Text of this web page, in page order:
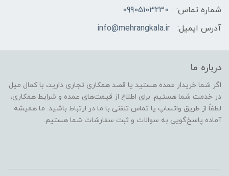
شماره تماس:
09905103230
آدرس ایمیل:
info@mehrangkala.ir
درباره ما
اگر شما خریدار عمده هستید یا قصد همکاری تجاری دارید، با کمال میل
در خدمت شما هستیم. برای اطلاع از قیمت‌های عمده و شرایط همکاری،
لطفاً از طریق واتساپ یا تماس تلفنی با ما در ارتباط باشید. ما همیشه
آماده پاسخ‌گویی به سوالات و ثبت سفارشات شما هستیم.